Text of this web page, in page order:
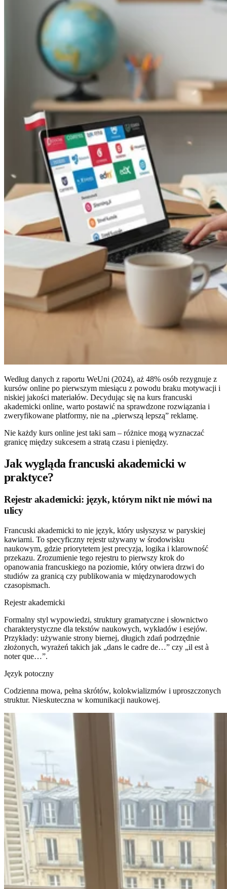
Według danych z raportu WeUni (2024), aż 48% osób rezygnuje z
kursów online po pierwszym miesiącu z powodu braku motywacji i
niskiej jakości materiałów. Decydując się na kurs francuski
akademicki online, warto postawić na sprawdzone rozwiązania i
zweryfikowane platformy, nie na „pierwszą lepszą” reklamę.
Nie każdy kurs online jest taki sam – różnice mogą wyznaczać
granicę między sukcesem a stratą czasu i pieniędzy.
Jak wygląda francuski akademicki w
praktyce?
Rejestr akademicki: język, którym nikt nie mówi na
ulicy
Francuski akademicki to nie język, który usłyszysz w paryskiej
kawiarni. To specyficzny rejestr używany w środowisku
naukowym, gdzie priorytetem jest precyzja, logika i klarowność
przekazu. Zrozumienie tego rejestru to pierwszy krok do
opanowania francuskiego na poziomie, który otwiera drzwi do
studiów za granicą czy publikowania w międzynarodowych
czasopismach.
Rejestr akademicki
Formalny styl wypowiedzi, struktury gramatyczne i słownictwo
charakterystyczne dla tekstów naukowych, wykładów i esejów.
Przykłady: używanie strony biernej, długich zdań podrzędnie
złożonych, wyrażeń takich jak „dans le cadre de…” czy „il est à
noter que…”.
Język potoczny
Codzienna mowa, pełna skrótów, kolokwializmów i uproszczonych
struktur. Nieskuteczna w komunikacji naukowej.